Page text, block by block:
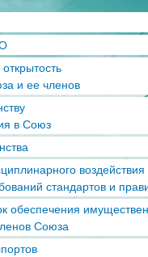
и ее членов
в Союз
воздействия
стандартов и
обеспечения
Союза